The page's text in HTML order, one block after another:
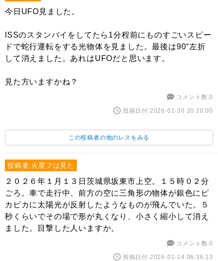
今日UFO見ました。
ISSのスタンバイをしてたら1分程前にものすごいスピー
ドで蛇行運転をする光物体を見ました。最後は90°左折
して消えました。あれはUFOだと思います。
見た方いますかね？
コメント数:0
投稿日付:2026-01-30 20:20:00
この投稿者の他のレスをみる
投稿者:火星フは見た
２０２６年１月１３日茨城県坂東市上空。１５時０２分
ごろ。車で走行中、前方の空に三角形の物体が銀色にピ
カピカに太陽光が反射したようなものが飛んでいた。５
秒くらいでその場で形が丸くなり、小さく縮小して消え
ました。目撃した人いますか。
コメント数:0
投稿日付:2026-01-14 06:36:13